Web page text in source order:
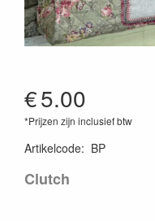
€5.00
*Prijzen zijn inclusief btw
Artikelcode: BP
Clutch